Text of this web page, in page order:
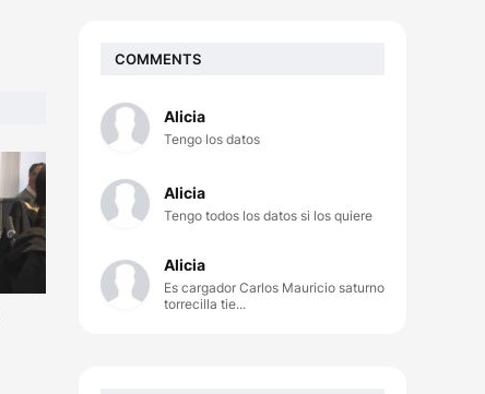
COMMENTS
Alicia
Tengo los datos
Alicia
Tengo todos los datos si los quiere
Alicia
Es cargador Carlos Mauricio saturno
torrecilla tie...